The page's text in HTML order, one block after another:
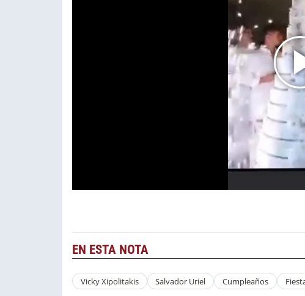
EN ESTA NOTA
Vicky Xipolitakis Salvador Uriel Cumpleaños